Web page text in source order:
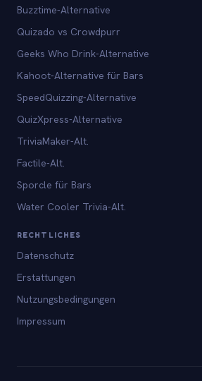
Buzztime-Alternative
Quizado vs Crowdpurr
Geeks Who Drink-Alternative
Kahoot-Alternative für Bars
SpeedQuizzing-Alternative
QuizXpress-Alternative
TriviaMaker-Alt.
Factile-Alt.
Sporcle für Bars
Water Cooler Trivia-Alt.
RECHTLICHES
Datenschutz
Erstattungen
Nutzungsbedingungen
Impressum